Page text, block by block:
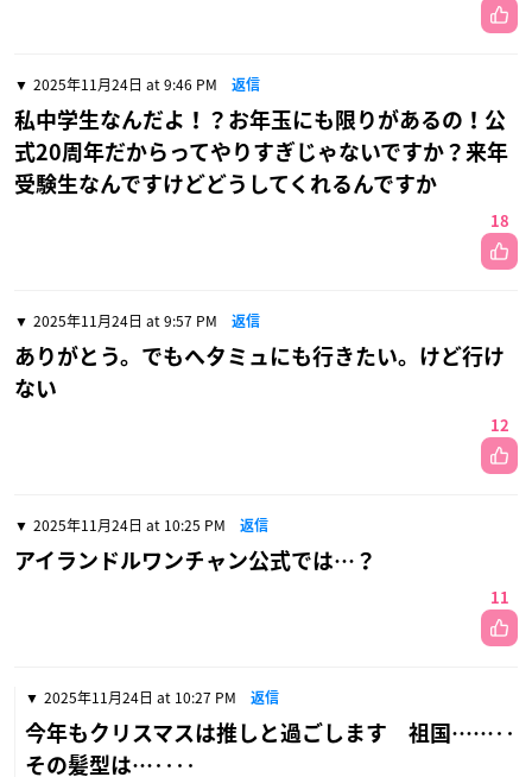
2025年11月24日 at 9:46 PM 返信
私中学生なんだよ！？お年玉にも限りがあるの！公
式20周年だからってやりすぎじゃないですか？来年
受験生なんですけどどうしてくれるんですか
18
2025年11月24日 at 9:57 PM 返信
ありがとう。でもヘタミュにも行きたい。けど行け
ない
12
2025年11月24日 at 10:25 PM 返信
アイランドルワンチャン公式では…？
11
2025年11月24日 at 10:27 PM 返信
今年もクリスマスは推しと過ごします 祖国……‥
その髪型は…‥‥